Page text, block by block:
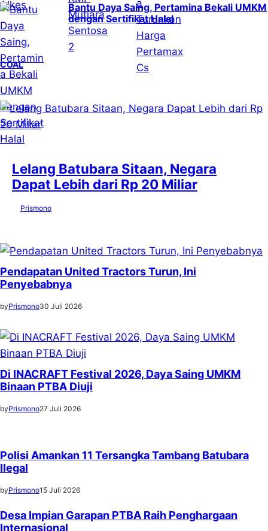
Bantu Daya Saing, Pertamina Bekali UMKM
dengan Sertifikat Halal
COAL
Lelang Batubara Sitaan, Negara
Dapat Lebih dari Rp 20 Miliar
Prismono
Pendapatan United Tractors Turun, Ini
Penyebabnya
byPrismono30 Juli 2026
Di INACRAFT Festival 2026, Daya Saing UMKM
Binaan PTBA Diuji
byPrismono27 Juli 2026
Polisi Amankan 11 Tersangka Tambang Batubara
Ilegal
byPrismono15 Juli 2026
Desa Impian Garapan PTBA Raih Penghargaan
Internasional